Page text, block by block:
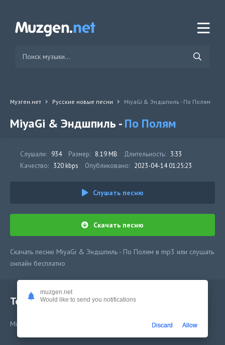
Музген.нет Русские новые песни MiyaGi & Эндшпиль - По Полям
MiyaGi & Эндшпиль -По Полям
Слушали: 934 Размер: 8.19 MB Длительность: 3:33
Качество: 320 kbps Опубликовано: 2023-04-14 01:25:23
Слушать песню
Скачать песню
Скачать песню MiyaGi & Эндшпиль - По Полям в mp3 или слушать
онлайн бесплатно
Текст песни
MiyaGi & Эндшпиль - По Полям
muzgen.net
Would like to send you notifications
Discard Allow